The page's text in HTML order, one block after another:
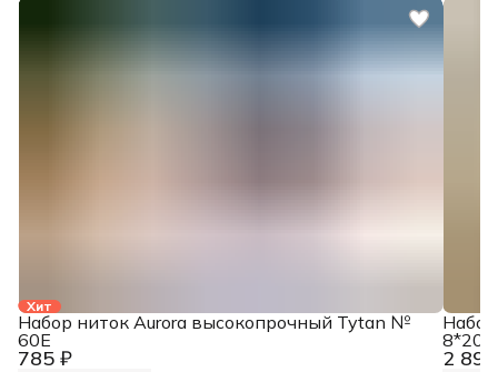
Хит
785 ₽
Набор ниток Aurora высокопрочный Tytan №
60E
2